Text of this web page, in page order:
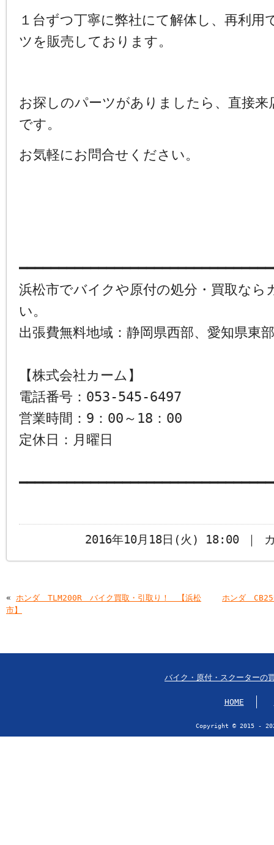
１台ずつ丁寧に弊社にて解体し、再利用
ツを販売しております。
お探しのパーツがありましたら、直接来
です。
お気軽にお問合せください。
浜松市でバイクや原付の処分・買取なら
い。
出張費無料地域：静岡県西部、愛知県東部
【株式会社カーム】
電話番号：053-545-6497
営業時間：9：00～18：00
定休日：月曜日
2016年10月18日(火) 18:00 ｜ カ
« ホンダ TLM200R バイク買取・引取り！ 【浜松
市】
ホンダ
バイク・原付・スクーターの
HOME
Copyright © 2015 -